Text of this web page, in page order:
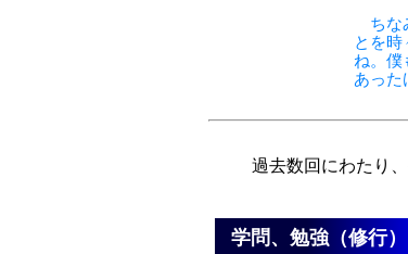
ちな
とを
ね。僕
あった
過去数回にわたり、
学問、勉強（修行